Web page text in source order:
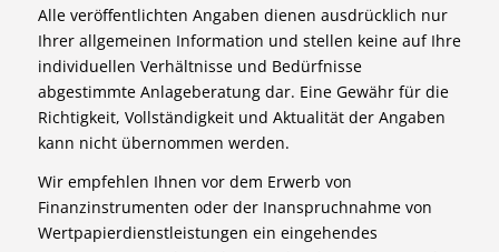
Alle veröffentlichten Angaben dienen ausdrücklich nur
Ihrer allgemeinen Information und stellen keine auf Ihre
individuellen Verhältnisse und Bedürfnisse
abgestimmte Anlageberatung dar. Eine Gewähr für die
Richtigkeit, Vollständigkeit und Aktualität der Angaben
kann nicht übernommen werden.
Wir empfehlen Ihnen vor dem Erwerb von
Finanzinstrumenten oder der Inanspruchnahme von
Wertpapierdienstleistungen ein eingehendes